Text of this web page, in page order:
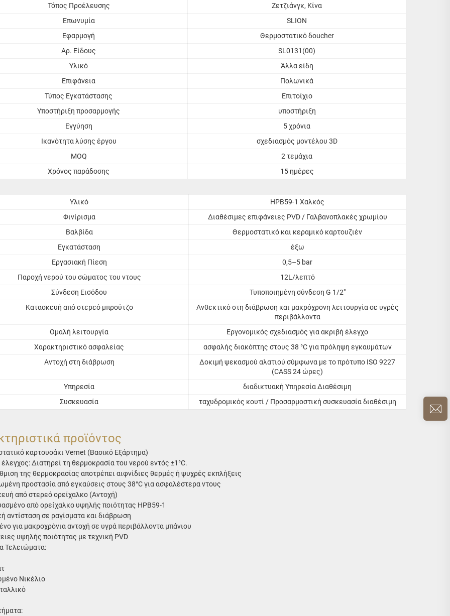
Τόπος Προέλευσης
Ζετζιάνγκ, Κίνα
Επωνυμία
SLION
Εφαρμογή
Θερμοστατικό δoucher
Αρ. Είδους
SL0131(00)
Υλικό
Άλλα είδη
Επιφάνεια
Πολωνικά
Τύπος Εγκατάστασης
Επιτοίχιο
Υποστήριξη προσαρμογής
υποστήριξη
Εγγύηση
5 χρόνια
Ικανότητα λύσης έργου
σχεδιασμός μοντέλου 3D
MOQ
2 τεμάχια
Χρόνος παράδοσης
15 ημέρες
Υλικό
HPB59-1 Χαλκός
Φινίρισμα
Διαθέσιμες επιφάνειες PVD / Γαλβανοπλακές χρωμίου
Βαλβίδα
Θερμοστατικό και κεραμικό καρτουζιέν
Εγκατάσταση
έξω
Εργασιακή Πίεση
0,5–5 bar
Παροχή νερού του σώματος του ντους
12L/λεπτό
Σύνδεση Εισόδου
Τυποποιημένη σύνδεση G 1/2"
Κατασκευή από στερεό μπρούτζο
Ανθεκτικό στη διάβρωση και μακρόχρονη λειτουργία σε υγρές
περιβάλλοντα
Ομαλή λειτουργία
Εργονομικός σχεδιασμός για ακριβή έλεγχο
Χαρακτηριστικό ασφαλείας
ασφαλής διακόπτης στους 38 °C για πρόληψη εγκαυμάτων
Αντοχή στη διάβρωση
Δοκιμή ψεκασμού αλατιού σύμφωνα με το πρότυπο ISO 9227
(CASS 24 ώρες)
Υπηρεσία
διαδικτυακή Υπηρεσία Διαθέσιμη
Συσκευασία
ταχυδρομικός κουτί / Προσαρμοστική συσκευασία διαθέσιμη
προϊόντος
καρτουσάκι Vernet (Βασικό Εξάρτημα)
Διατηρεί τη θερμοκρασία του νερού εντός ±1°C.
της θερμοκρασίας αποτρέπει αιφνίδιες θερμές ή ψυχρές εκπλήξεις
προστασία από εγκαύσεις στους 38°C για ασφαλέστερα ντους
από στερεό ορείχαλκο (Αντοχή)
από ορείχαλκο υψηλής ποιότητας HPB59-1
αντίσταση σε ραγίσματα και διάβρωση
για μακροχρόνια αντοχή σε υγρά περιβάλλοντα μπάνιου
υψηλής ποιότητας με τεχνική PVD
Τελειώματα:
Νικέλιο